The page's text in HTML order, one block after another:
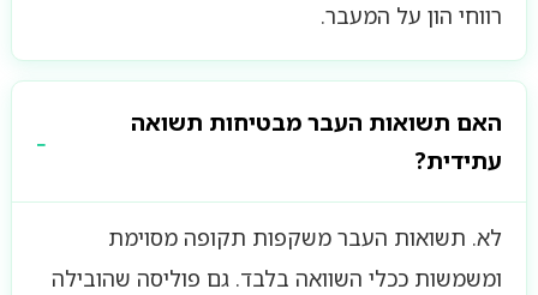
רווחי הון על המעבר.
האם תשואות העבר מבטיחות תשואה
עתידית?
לא. תשואות העבר משקפות תקופה מסוימת
ומשמשות ככלי השוואה בלבד. גם פוליסה שהובילה